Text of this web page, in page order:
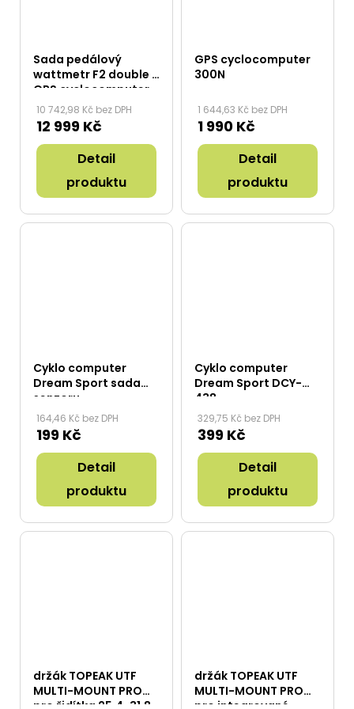
Sada pedálový
wattmetr F2 double +
GPS cyclocomputer
300N
10 742,98 Kč bez DPH
12 999 Kč
Detail
produktu
GPS cyclocomputer
300N
1 644,63 Kč bez DPH
1 990 Kč
Detail
produktu
Cyklo computer
Dream Sport sada
senzoru
164,46 Kč bez DPH
199 Kč
Detail
produktu
Cyklo computer
Dream Sport DCY-
438
329,75 Kč bez DPH
399 Kč
Detail
produktu
držák TOPEAK UTF
MULTI-MOUNT PRO
pro řidítka 25.4-31.8
držák TOPEAK UTF
MULTI-MOUNT PRO
pro integrované